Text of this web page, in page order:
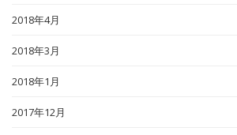
2018年4月
2018年3月
2018年1月
2017年12月